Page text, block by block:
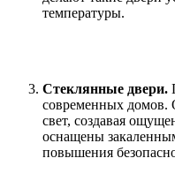
температуры.
Стеклянные двери.
современных домов.
свет, создавая
оснащены
повышения